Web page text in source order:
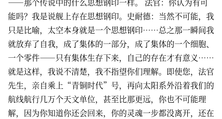
能吗？我是说舰上存在思想钢印。史耐德：当然不可能，我
只是比喻，太空本身就是一个思想钢印……总之那一瞬间我
就放弃了自我，成了集体的一部分，成了集体的一个细胞、
一个零件——只有集体生存下来，自己的存在才有意义……
就是这样，我说不清楚，我不指望你们理解。即使您，法官
先生，亲自乘上“青铜时代”号，再向太阳系外沿着我们的
航线航行几万个天文单位，甚至比那更远，你也不可能理
解，因为你知道你还会回来，你的灵魂一步都没离开，还在